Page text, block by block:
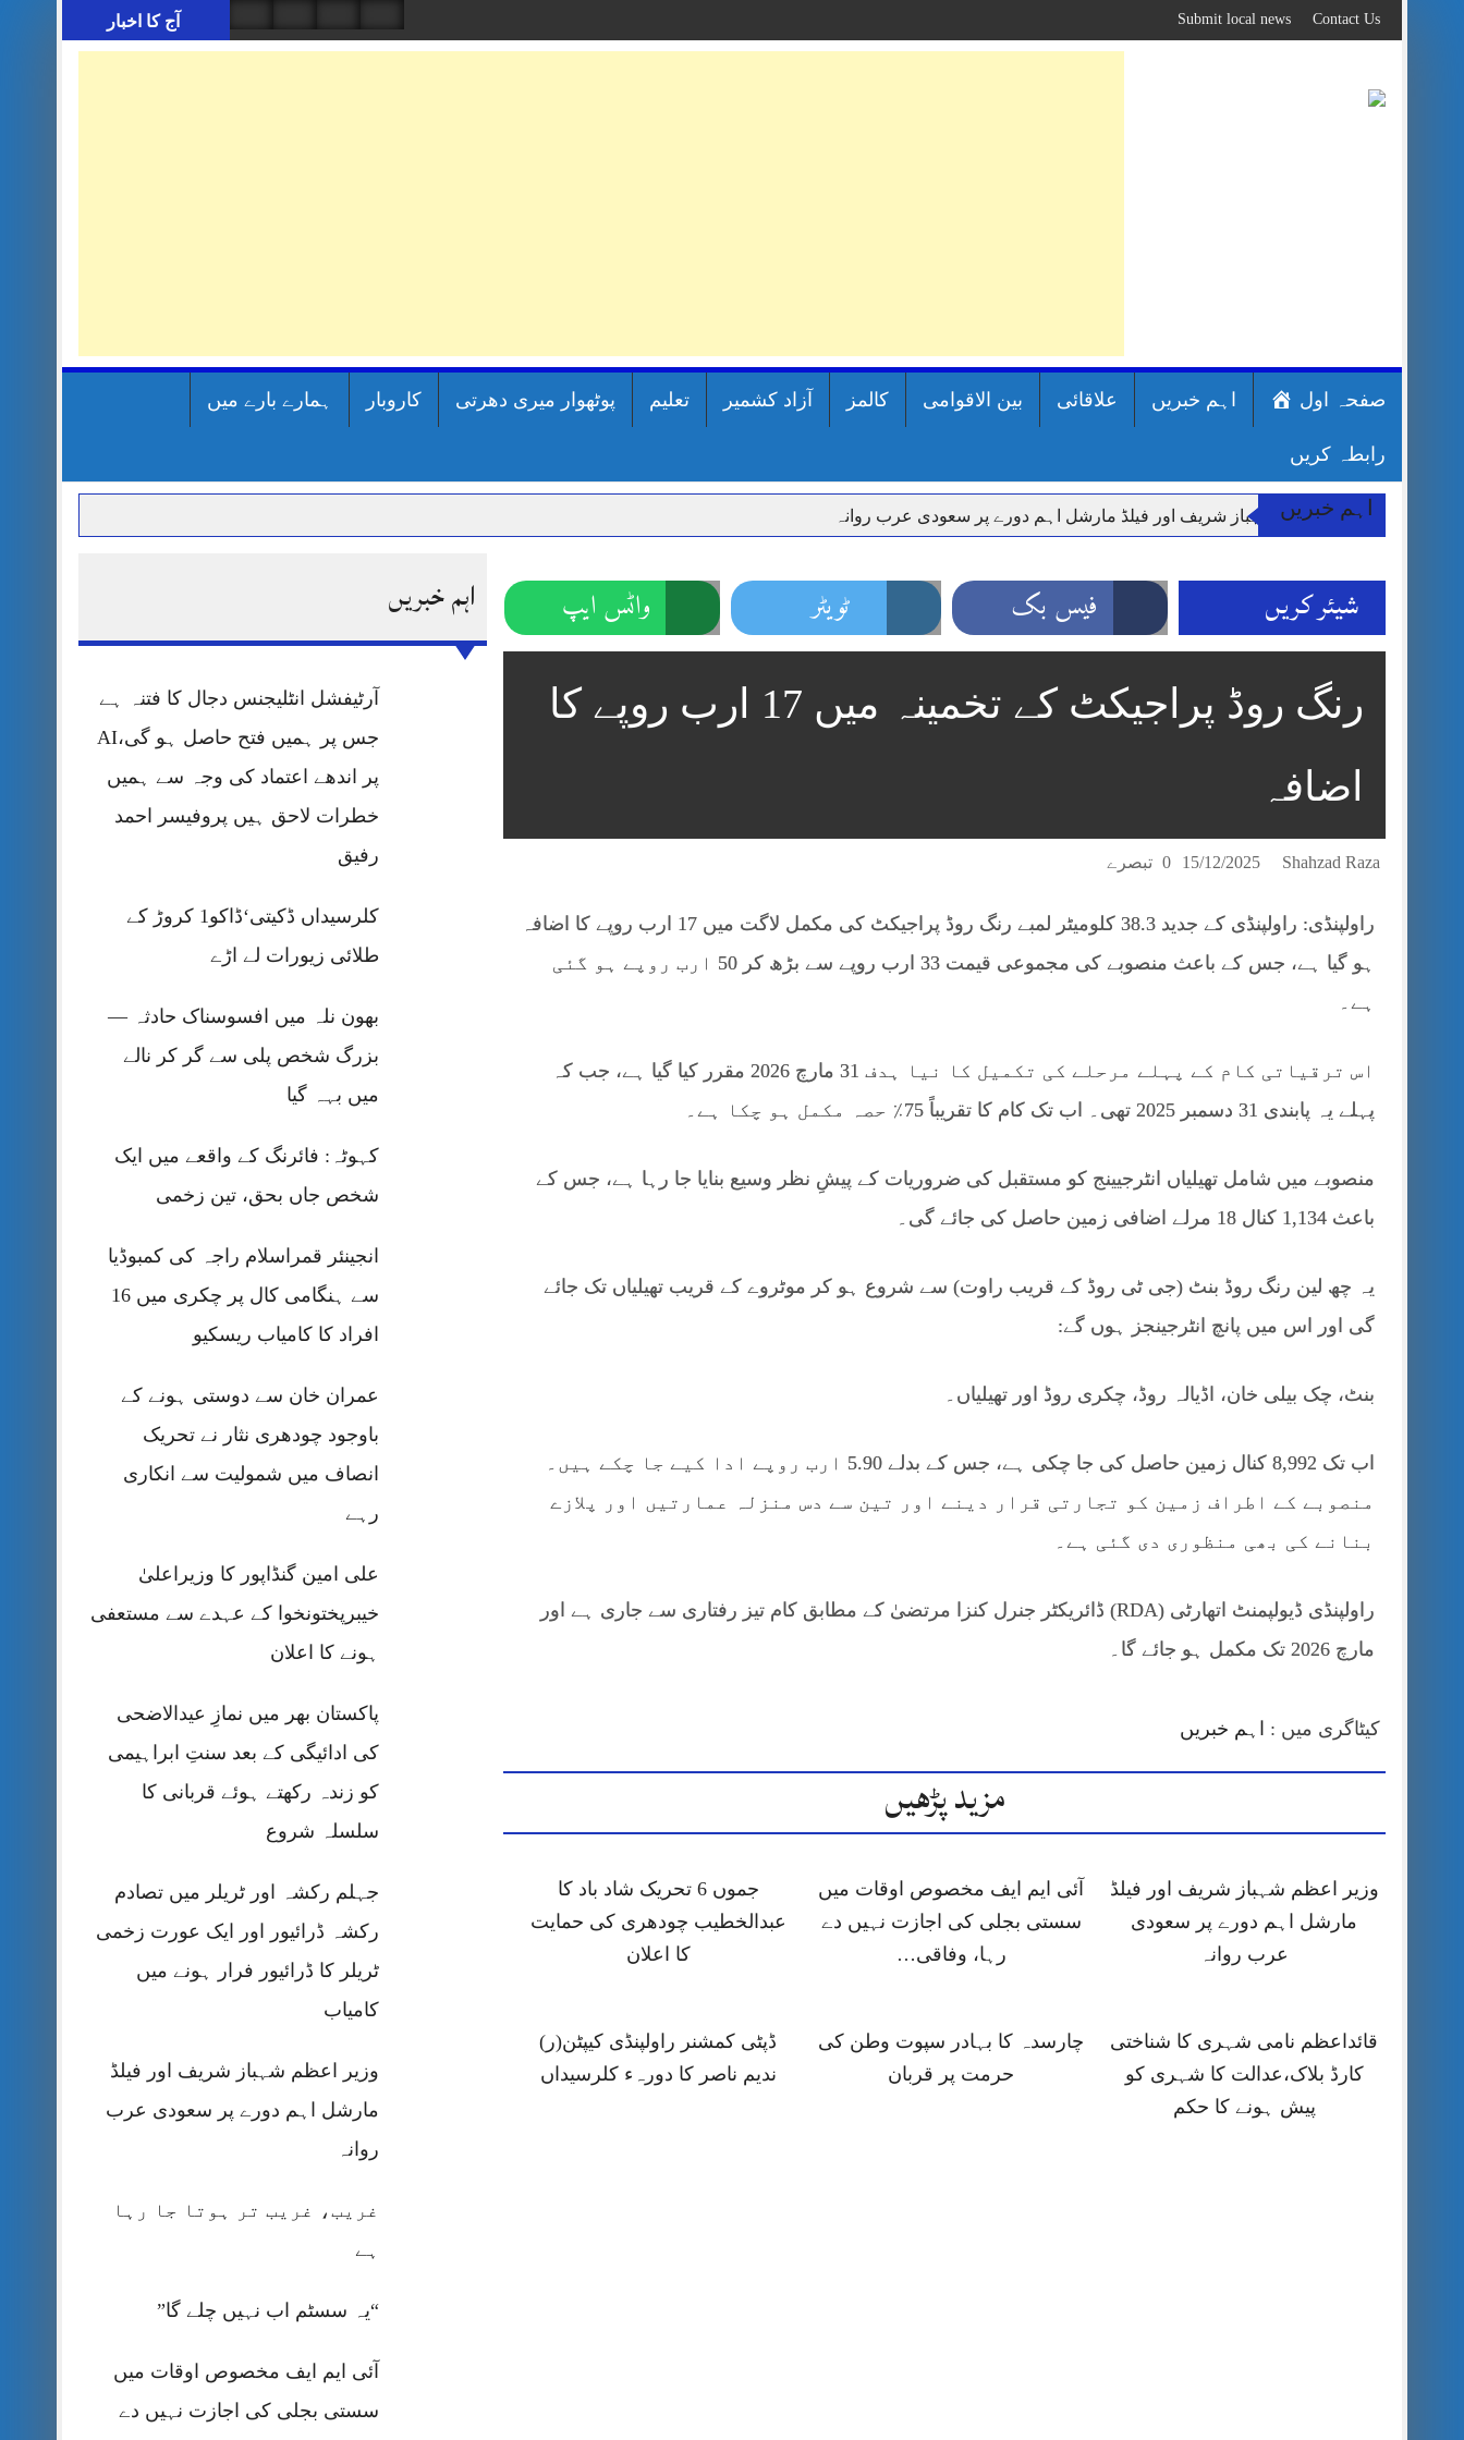
to
content
آج کا اخبار Contact Us
Submit local news
صفحہ اول اہم خبریں علاقائی بین الاقوامی کالمز آزاد کشمیر تعلیم پوٹھوار میری دھرتی کاروبار ہمارے بارے میں
رابطہ کریں
اہم خبریں
وزیر اعظم شہباز شریف اور فیلڈ مارشل اہم دورے پر سعودی عرب روانہ
قائداعظم نامی شہری کا شناختی کارڈ بلاک،عدالت کا شہری کو پیش ہونے کا حکم
چارسدہ کا بہادر سپوت وطن کی حرمت پر قربان
ڈپٹی کمشنر راولپنڈی کیپٹن(ر) ندیم ناصر کا دورہء کلرسیداں
مون سون بارشیں، لینڈ سلائیڈنگ اور کوٹلی ستیاں کے نظر انداز متاثرین
شہید گر وپ کیپٹنعاصم طارق مکمل فوجی اعزاز کے ساتھ سپردِ خاک
اہم خبریں
آرٹیفشل انٹلیجنس دجال کا فتنہ ہے
جس پر ہمیں فتح حاصل ہو گی،AI
پر اندھے اعتماد کی وجہ سے ہمیں
خطرات لاحق ہیں پروفیسر احمد
رفیق
کلرسیداں ڈکیتی‘ڈاکو1 کروڑ کے
طلائی زیورات لے اڑے
بھون نلہ میں افسوسناک حادثہ —
بزرگ شخص پلی سے گر کر نالے
میں بہہ گیا
کہوٹہ: فائرنگ کے واقعے میں ایک
شخص جاں بحق، تین زخمی
انجینئر قمراسلام راجہ کی کمبوڈیا
سے ہنگامی کال پر چکری میں 16
افراد کا کامیاب ریسکیو
عمران خان سے دوستی ہونے کے
باوجود چودھری نثار نے تحریک
انصاف میں شمولیت سے انکاری
رہے
علی امین گنڈاپور کا وزیراعلیٰ
خیبرپختونخوا کے عہدے سے مستعفی
ہونے کا اعلان
پاکستان بھر میں نمازِ عیدالاضحی
کی ادائیگی کے بعد سنتِ ابراہیمی
کو زندہ رکھتے ہوئے قربانی کا
سلسلہ شروع
جہلم رکشہ اور ٹریلر میں تصادم
رکشہ ڈرائیور اور ایک عورت زخمی
ٹریلر کا ڈرائیور فرار ہونے میں
کامیاب
وزیر اعظم شہباز شریف اور فیلڈ
مارشل اہم دورے پر سعودی عرب
روانہ
غریب، غریب تر ہوتا جا رہا
ہے
“یہ سسٹم اب نہیں چلے گا”
آئی ایم ایف مخصوص اوقات میں
سستی بجلی کی اجازت نہیں دے
شیئر کریں فیس بک ٹویٹر واٹس ایپ
رنگ روڈ پراجیکٹ کے تخمینہ میں 17 ارب روپے کا
اضافہ
Shahzad Raza
15/12/2025 0 تبصرے
راولپنڈی: راولپنڈی کے جدید 38.3 کلومیٹر لمبے رنگ روڈ پراجیکٹ کی مکمل لاگت میں 17 ارب روپے کا اضافہ
ہو گیا ہے، جس کے باعث منصوبے کی مجموعی قیمت 33 ارب روپے سے بڑھ کر 50 ارب روپے ہو گئی
ہے۔
اس
ترقیاتی کام کے پہلے مرحلے کی تکمیل کا نیا ہدف 31 مارچ 2026 مقرر کیا گیا ہے، جب کہ
پہلے یہ پابندی 31 دسمبر 2025 تھی۔ اب تک کام کا تقریباً 75٪ حصہ مکمل ہو چکا ہے۔
منصوبے میں شامل تھیلیاں انٹرجیینج کو مستقبل کی ضروریات کے پیشِ نظر وسیع بنایا جا رہا ہے، جس کے
باعث 1,134 کنال 18 مرلے اضافی زمین حاصل کی جائے گی۔
یہ چھ لین رنگ روڈ بنٹ (جی ٹی روڈ کے قریب راوت) سے شروع ہو کر موٹروے کے قریب تھیلیاں تک جائے
گی اور اس میں پانچ انٹرجینجز ہوں گے:
بنٹ، چک بیلی خان، اڈیالہ روڈ، چکری روڈ اور تھیلیاں۔
اب تک 8,992 کنال زمین حاصل کی جا چکی ہے، جس کے بدلے 5.90 ارب روپے ادا کیے جا چکے ہیں۔
منصوبے کے اطراف زمین کو تجارتی قرار دینے اور تین سے دس منزلہ عمارتیں اور پلازے
بنانے کی بھی منظوری دی گئی ہے۔
راولپنڈی ڈیولپمنٹ اتھارٹی (RDA) ڈائریکٹر جنرل کنزا مرتضیٰ کے مطابق کام تیز رفتاری سے جاری ہے اور
مارچ 2026 تک مکمل ہو جائے گا۔
کیٹاگری میں : اہم خبریں
مزید پڑھیں
وزیر اعظم شہباز شریف اور فیلڈ
مارشل اہم دورے پر سعودی
عرب روانہ
آئی ایم ایف مخصوص اوقات میں
سستی بجلی کی اجازت نہیں دے
رہا، وفاقی…
جموں 6 تحریک شاد باد کا
عبدالخطیب چودھری کی حمایت
کا اعلان
قائداعظم نامی شہری کا شناختی
کارڈ بلاک،عدالت کا شہری کو
پیش ہونے کا حکم
چارسدہ کا بہادر سپوت وطن کی
حرمت پر قربان
ڈپٹی کمشنر راولپنڈی کیپٹن(ر)
ندیم ناصر کا دورہء کلرسیداں